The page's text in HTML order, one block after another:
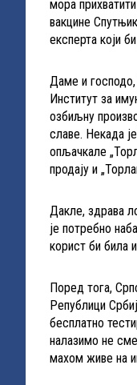
мора
вакцине
експерта који
Даме и господо,
Институт за
озбиљну
славе. Некада
опљачкале
продају и
Дакле, здрава
је потребно
корист би била
Поред тога,
Републици
бесплатно
налазимо не
махом живе на